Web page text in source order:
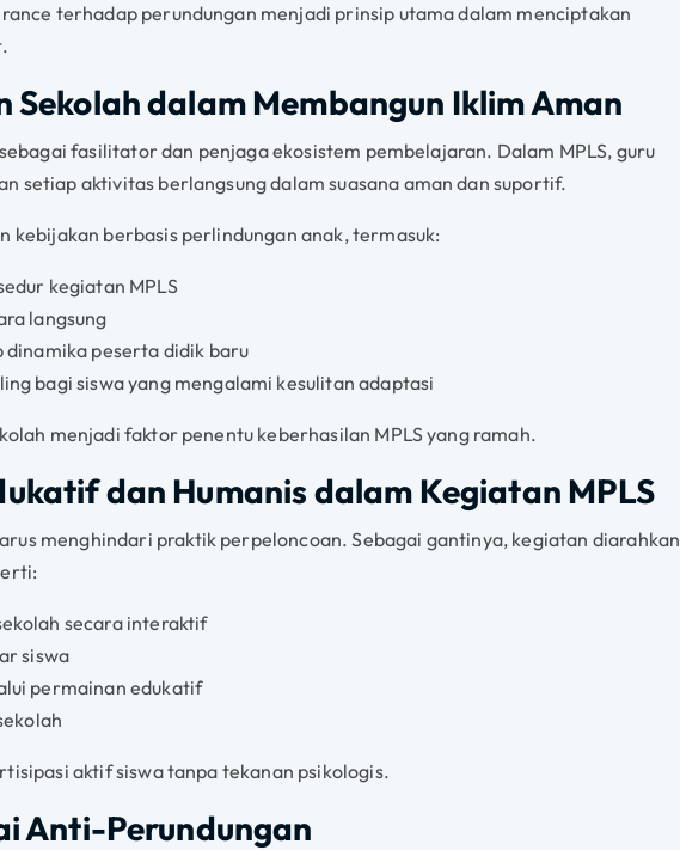
terhadap perundungan menjadi prinsip utama dalam menciptakan
Sekolah dalam Membangun Iklim Aman
fasilitator dan penjaga ekosistem pembelajaran. Dalam MPLS, guru
setiap aktivitas berlangsung dalam suasana aman dan suportif.
kebijakan berbasis perlindungan anak, termasuk:
kegiatan MPLS
langsung
dinamika peserta didik baru
bagi siswa yang mengalami kesulitan adaptasi
menjadi faktor penentu keberhasilan MPLS yang ramah.
dan Humanis dalam Kegiatan MPLS
menghindari praktik perpeloncoan. Sebagai gantinya, kegiatan diarahkan
secara interaktif
siswa
permainan edukatif
aktif siswa tanpa tekanan psikologis.
Anti-Perundungan